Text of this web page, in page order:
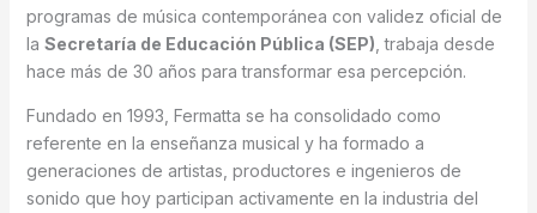
programas de música contemporánea con validez oficial de
la Secretaría de Educación Pública (SEP) , trabaja desde
hace más de 30 años para transformar esa percepción.
Fundado en 1993, Fermatta se ha consolidado como
referente en la enseñanza musical y ha formado a
generaciones de artistas, productores e ingenieros de
sonido que hoy participan activamente en la industria del